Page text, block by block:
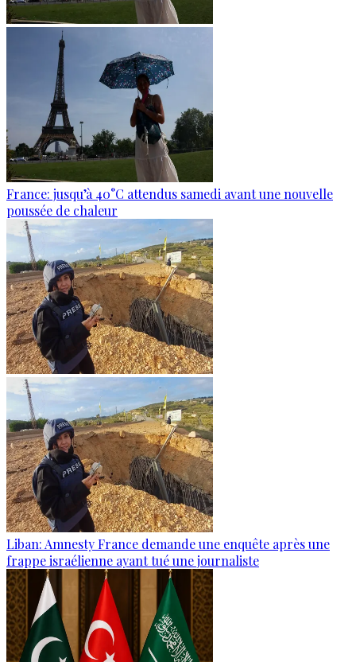
France: jusqu’à 40°C attendus samedi avant une nouvelle
poussée de chaleur
Liban: Amnesty France demande une enquête après une
frappe israélienne ayant tué une journaliste